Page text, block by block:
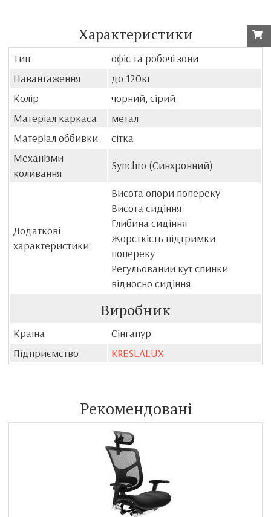
Характеристики
Тип
офіс та робочі зони
Навантаження
до 120кг
Колір
чорний, сірий
Матеріал каркаса
метал
Матеріал оббивки
сітка
Механізми
коливання
Synchro (Синхронний)
Додаткові
характеристики
Висота опори попереку
Висота сидіння
Глибина сидіння
Жорсткість підтримки
попереку
Регульований кут спинки
відносно сидіння
Виробник
Країна
Сінгапур
Підприємство
KRESLALUX
Рекомендовані